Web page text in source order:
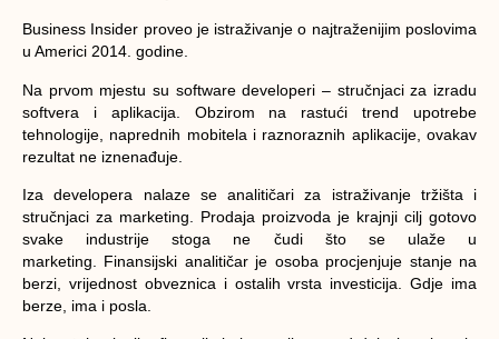
Business Insider proveo je istraživanje o najtraženijim poslovima
u Americi 2014. godine.
Na prvom mjestu su software developeri – stručnjaci za izradu
softvera i aplikacija. Obzirom na rastući trend upotrebe
tehnologije, naprednih mobitela i raznoraznih aplikacije, ovakav
rezultat ne iznenađuje.
Iza developera nalaze se analitičari za istraživanje tržišta i
stručnjaci za marketing. Prodaja proizvoda je krajnji cilj gotovo
svake industrije stoga ne čudi što se ulaže u
marketing. Finansijski analitičar je osoba procjenjuje stanje na
berzi, vrijednost obveznica i ostalih vrsta investicija. Gdje ima
berze, ima i posla.